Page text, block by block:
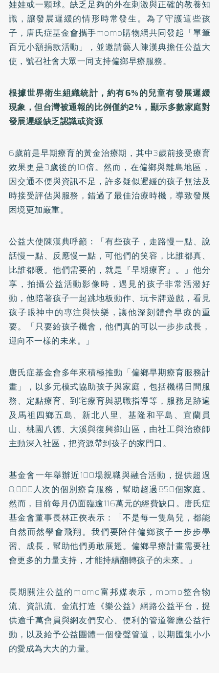
娃娃或一顆球。缺乏足夠的外在刺激與正確的教養知
識，讓發展遲緩的情形時常發生。為了守護這些孩
子，唐氏症基金會攜手momo購物網共同發起「單筆
百元小額捐款活動」，並邀請藝人陳漢典擔任公益大
使，號召社會大眾一同支持偏鄉早療服務。
根據世界衛生組織統計，約有6%的兒童有發展遲緩
現象，但台灣被通報的比例僅約2%，顯示多數家庭對
發展遲緩缺乏認識或資源
6歲前是早期療育的黃金治療期，其中3歲前接受療育
效果更是3歲後的10倍。然而，在偏鄉與離島地區，
因交通不便與資訊不足，許多疑似遲緩的孩子無法及
時接受評估與服務，錯過了最佳治療時機，導致發展
困境更加嚴重。
公益大使陳漢典呼籲：「有些孩子，走路慢一點、說
話慢一點、反應慢一點，可他們的笑容，比誰都真、
比誰都暖。他們需要的，就是『早期療育』。」他分
享，拍攝公益活動影像時，遇見的孩子非常活潑好
動，他陪著孩子一起跳地板動作、玩卡牌遊戲，看見
孩子眼神中的專注與快樂，讓他深刻體會早療的重
要。「只要給孩子機會，他們真的可以一步步成長，
迎向不一樣的未來。」
唐氏症基金會多年來積極推動「偏鄉早期療育服務計
畫」，以多元模式協助孩子與家庭，包括機構日間服
務、定點療育、到宅療育與親職指導等，服務足跡遍
及馬祖四鄉五島、新北八里、基隆和平島、宜蘭員
山、桃園八德、大溪與復興鄉山區，由社工與治療師
主動深入社區，把資源帶到孩子的家門口。
基金會一年舉辦近100場親職與融合活動，提供超過
8,000人次的個別療育服務，幫助超過850個家庭。
然而，目前每月仍面臨逾116萬元的經費缺口。唐氏症
基金會董事長林正俠表示：「不是每一隻鳥兒，都能
自然而然學會飛翔。我們要陪伴偏鄉孩子一步步學
習、成長，幫助他們勇敢展翅。偏鄉早療計畫需要社
會更多的力量支持，才能持續翻轉孩子的未來。」
長期關注公益的momo富邦媒表示，momo整合物
流、資訊流、金流打造《樂公益》網路公益平台，提
供逾千萬會員與網友們安心、便利的管道響應公益行
動，以及給予公益團體一個發聲管道，以期匯集小小
的愛成為大大的力量。